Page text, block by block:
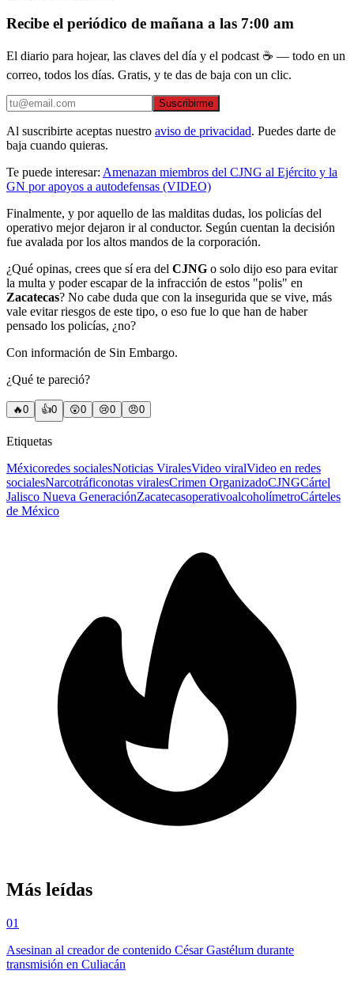
Recibe el periódico de mañana a las 7:00 am
El diario para hojear, las claves del día y el podcast ☕ — todo en un
correo, todos los días. Gratis, y te das de baja con un clic.
Suscribirme
Al suscribirte aceptas nuestro aviso de privacidad. Puedes darte de
baja cuando quieras.
Te puede interesar: Amenazan miembros del CJNG al Ejército y la
GN por apoyos a autodefensas (VIDEO)
Finalmente, y por aquello de las malditas dudas, los policías del
operativo mejor dejaron ir al conductor. Según cuentan la decisión
fue avalada por los altos mandos de la corporación.
¿Qué opinas, crees que sí era del CJNG o solo dijo eso para evitar
la multa y poder escapar de la infracción de estos "polis" en
Zacatecas? No cabe duda que con la insegurida que se vive, más
vale evitar riesgos de este tipo, o eso fue lo que han de haber
pensado los policías, ¿no?
Con información de Sin Embargo.
¿Qué te pareció?
🔥0 👍0 😲0 😢0 😠0
Etiquetas
Méxicoredes socialesNoticias ViralesVideo viralVideo en redes
socialesNarcotráficonotas viralesCrimen OrganizadoCJNGCártel
Jalisco Nueva GeneraciónZacatecasoperativoalcoholímetroCárteles
de México
Más leídas
01
Asesinan al creador de contenido César Gastélum durante
transmisión en Culiacán